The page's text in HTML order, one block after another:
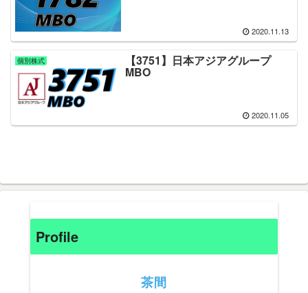
2020.11.13
個別株式 【3751】日本アジアグループ
MBO
2020.11.05
Profile
茶間